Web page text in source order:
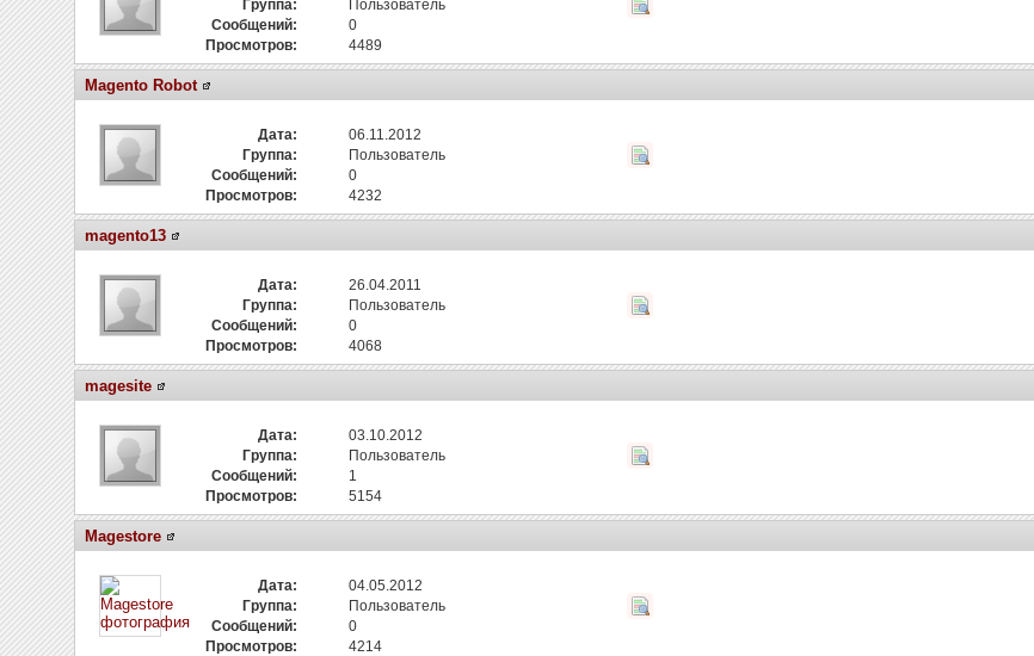
Группа:
Пользователь
Сообщений:
0
Просмотров:
4489
Magento Robot
Дата:
06.11.2012
Группа:
Пользователь
Сообщений:
0
Просмотров:
4232
magento13
Дата:
26.04.2011
Группа:
Пользователь
Сообщений:
0
Просмотров:
4068
magesite
Дата:
03.10.2012
Группа:
Пользователь
Сообщений:
1
Просмотров:
5154
Magestore
Дата:
04.05.2012
Группа:
Пользователь
Сообщений:
0
Просмотров:
4214